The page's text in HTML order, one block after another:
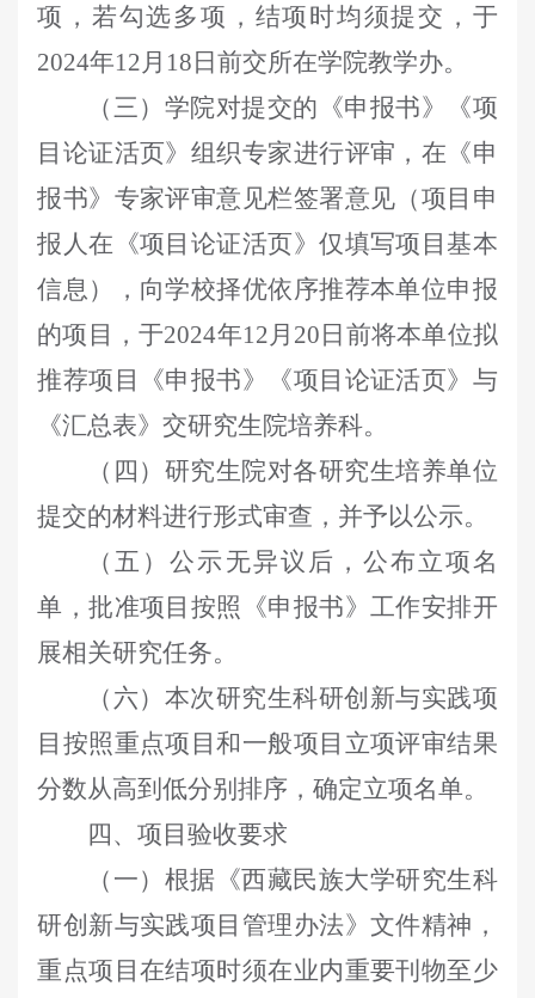
项，若勾选多项，结项时均须提交， 于
2024年12月 18 日前交所在学院教学办。
（三） 学院对提交的《申报书》《项
目论证活页》组织专家进行评审，在《申
报书》专家评审意见栏签署意见（项目申
报人在《项目论证活页》仅填写项目基本
信息），向学校择优依序推荐本单位申报
的项目，于2024年12月 20 日 前将本单位拟
推荐项目《申报书》《项目论证活页》与
《汇总表》交研究生院培养科。
（四） 研究生院对各研究生培养单位
提交的材料进行形式审查， 并予以公示。
（五）公示无异议后，公布立项名
单，批准项目按照《申报书》工作安排开
展相关研究任务。
（六）本次研究生科研创新与实践项
目 按照重点项目和一般项目立项评审结果
分数从高到低分别排序，确定立项名单。
四、项目验收要求
（一）根据《西藏民族大学研究生科
研创新与实践项目管理办法》文件精神，
重点项目在结项时须在业内重要刊物至少